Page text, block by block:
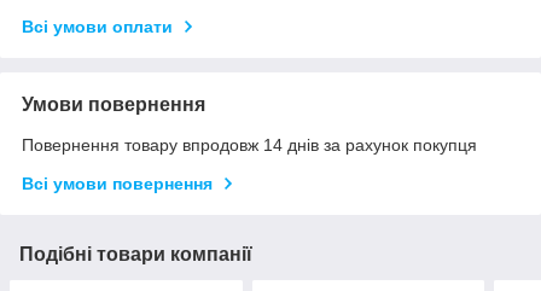
Всі умови оплати
Умови повернення
Повернення товару впродовж 14 днів за рахунок покупця
Всі умови повернення
Подібні товари компанії